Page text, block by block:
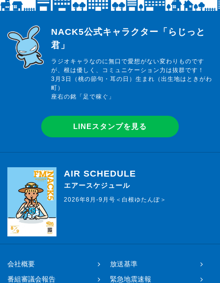
らじっと君
NACK5公式キャラクター「らじっと
君」
ラジオキャラなのに無口で愛想がない変わりものです
が、根は優しく、コミュニケーション力は抜群です！
3月3日（桃の節句・耳の日）生まれ（出生地はときがわ
町）
座右の銘「足で稼ぐ」
LINEスタンプを見る
AIR SCHEDULE
エアースケジュール
2026年8月-9月号＜白根ゆたんぽ＞
会社概要
放送基準
番組審議会報告
緊急地震速報